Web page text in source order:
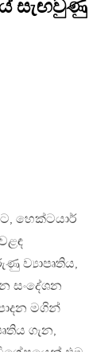
සැඟවුණු
හෙක්ටයාර්
ව්‍යාපෘතිය,
සංදේශන
මගින්
ගැන,